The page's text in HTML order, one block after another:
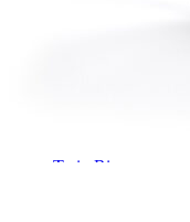
Twin Rings